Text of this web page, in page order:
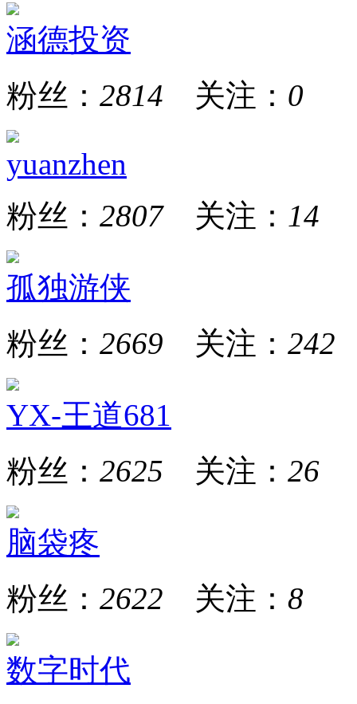
涵德投资
粉丝： 2814 关注： 0
yuanzhen
粉丝： 2807关注： 14
孤独游侠
粉丝： 2669 关注： 242
YX-王道681
粉丝： 2625 关注： 26
脑袋疼
粉丝： 2622 关注： 8
数字时代